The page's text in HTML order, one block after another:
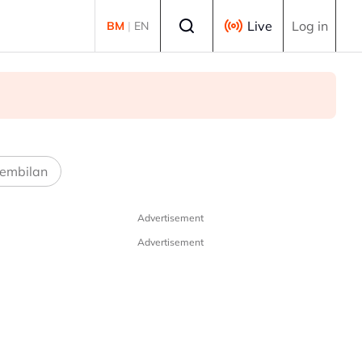
BM | EN Live Log in
Advertisement
Advertisement